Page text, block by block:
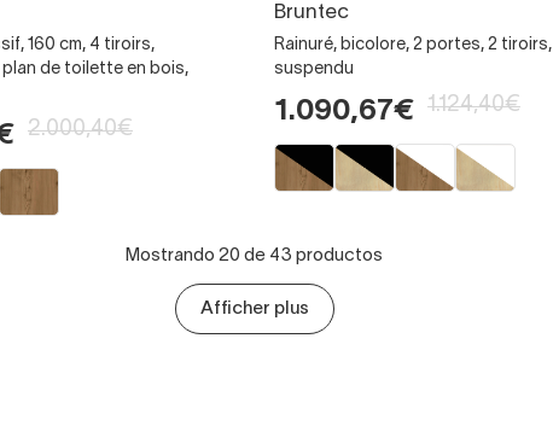
160 cm, 4 tiroirs,
de toilette en bois,
2.000,40€
Bruntec
Rainuré, bicolore, 2 portes, 2 tiroirs,
suspendu
1.090,67€ 1.124,40€
Mostrando 20 de 43 productos
Afficher plus